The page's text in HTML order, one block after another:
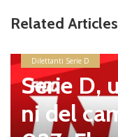
Related Articles
news in primo piano